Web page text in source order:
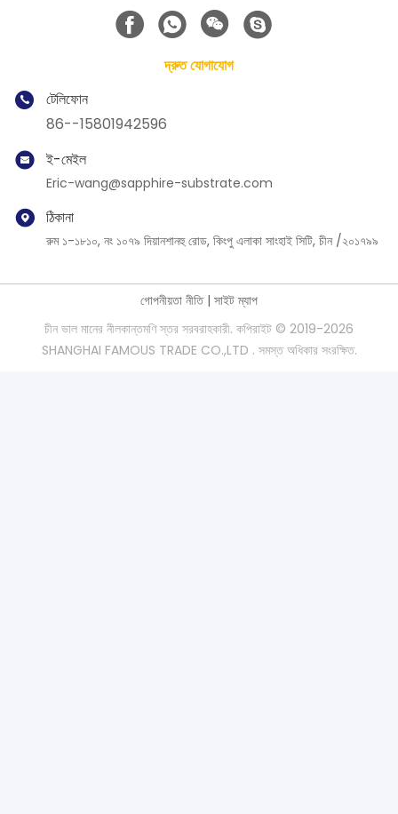
দ্রুত যোগাযোগ
টেলিফোন
86--15801942596
ই-মেইল
Eric-wang@sapphire-substrate.com
ঠিকানা
রুম ১-১৮১০, নং ১০৭৯ দিয়ানশানহু রোড, কিংপু এলাকা সাংহাই সিটি, চীন /২০১৭৯৯
গোপনীয়তা নীতি| সাইট ম্যাপ
চীন ভাল মানের নীলকান্তমণি স্তর সরবরাহকারী. কপিরাইট © 2019-2026
SHANGHAI FAMOUS TRADE CO.,LTD . সমস্ত অধিকার সংরক্ষিত.